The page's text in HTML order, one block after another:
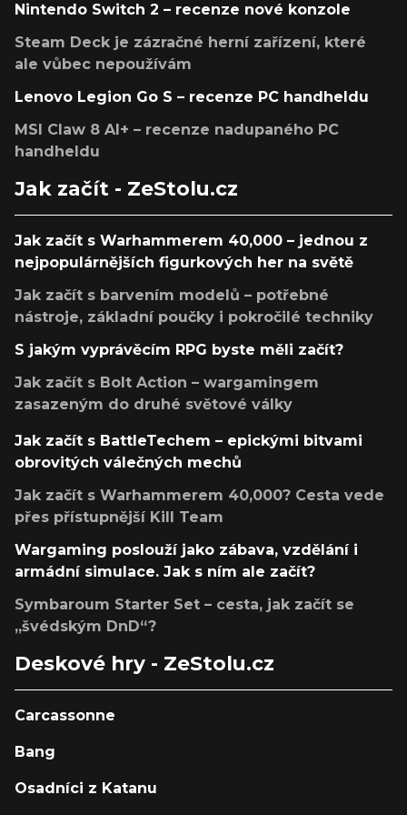
Nintendo Switch 2 – recenze nové konzole
Steam Deck je zázračné herní zařízení, které
ale vůbec nepoužívám
Lenovo Legion Go S – recenze PC handheldu
MSI Claw 8 AI+ – recenze nadupaného PC
handheldu
Jak začít - ZeStolu.cz
Jak začít s Warhammerem 40,000 – jednou z
nejpopulárnějších figurkových her na světě
Jak začít s barvením modelů – potřebné
nástroje, základní poučky i pokročilé techniky
S jakým vyprávěcím RPG byste měli začít?
Jak začít s Bolt Action – wargamingem
zasazeným do druhé světové války
Jak začít s BattleTechem – epickými bitvami
obrovitých válečných mechů
Jak začít s Warhammerem 40,000? Cesta vede
přes přístupnější Kill Team
Wargaming poslouží jako zábava, vzdělání i
armádní simulace. Jak s ním ale začít?
Symbaroum Starter Set – cesta, jak začít se
„švédským DnD“?
Deskové hry - ZeStolu.cz
Carcassonne
Bang
Osadníci z Katanu